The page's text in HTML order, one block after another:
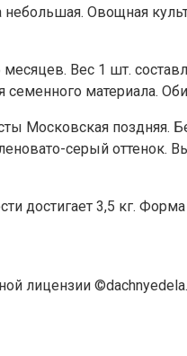
Овощная
Вес 1 шт.
семенного материала.
Московская поздняя.
серый оттенок.
достигает 3,5 кг.
лицензии